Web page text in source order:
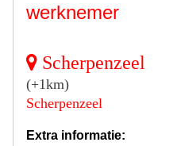
werknemer
Scherpenzeel
(+1km)
Scherpenzeel
Extra informatie: